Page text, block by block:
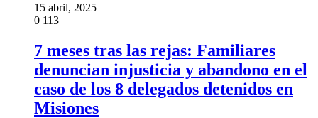
15 abril, 2025
0 113
7 meses tras las rejas: Familiares
denuncian injusticia y abandono en el
caso de los 8 delegados detenidos en
Misiones